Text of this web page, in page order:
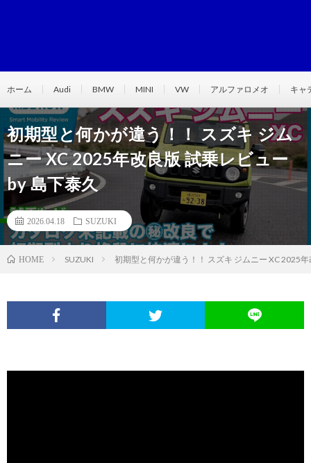
ホーム Audi BMW MINI VW アルファロメオ キャ
初期型と何かが違う！！ スズキ ジム
ニー XC 2025年改良版 試乗レビュー
by 島下泰久
2026.04.18 SUZUKI
HOME SUZUKI 初期型と何かが違う！！ スズキ ジムニー XC 2025